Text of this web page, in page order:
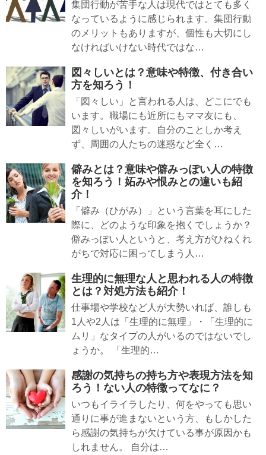
集団行動が苦手な人は現代ではとても多く
なっているように感じられます。集団行動
のメリットもありますが、個性も大切にし
なければいけない時代ではな…
図々しいとは？意味や特徴、付き合い
方を知ろう！
「図々しい」と言われる人は、どこにでも
います。職場にも近所にもママ友にも、
図々しいがいます。自分のことしか考え
ず、周囲の人たちの迷惑など全く…
僻みとは？意味や僻みっぽい人の特徴
を知ろう！妬みや恨みとの違いも紹
介！
「僻み（ひがみ）」という言葉を耳にした
際に、どのような印象を抱くでしょうか？
僻みっぽい人というと、考え方がひねくれ
がちで対応に困ってしまう人…
生理的に無理な人と思われる人の特徴
とは？対処方法も紹介！
仕事場や学校など人が大勢いれば、誰しも
1人や2人は「生理的に無理」・「生理的に
ムリ」なタイプの人がいるのではないでし
ょうか。 「生理的…
感謝の気持ちの持ち方や表現方法を知
ろう！ない人の特徴ってなに？
いつもイライラしたり、何をやっても思い
通りに事が進まないという方、もしかした
ら感謝の気持ちが欠けている事が原因かも
しれません。 自分は…